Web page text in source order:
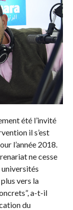
été l’invité
il s’est
l’année 2018.
ne cesse
vers la
a-t-il
du